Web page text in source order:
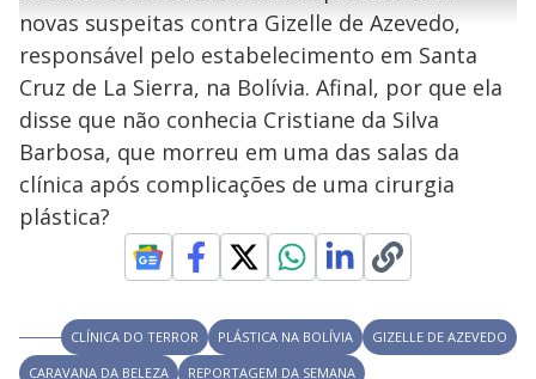
a
y
V
i
d
n
d
s
u
n
o
s
M
d
o
novas suspeitas contra Gizelle de Azevedo,
responsável pelo estabelecimento em Santa
Cruz de La Sierra, na Bolívia. Afinal, por que ela
disse que não conhecia Cristiane da Silva
Barbosa, que morreu em uma das salas da
clínica após complicações de uma cirurgia
plástica?
CLÍNICA DO TERROR PLÁSTICA NA BOLÍVIA
GIZELLE DE AZEVEDO
CARAVANA DA BELEZA
REPORTAGEM DA SEMANA